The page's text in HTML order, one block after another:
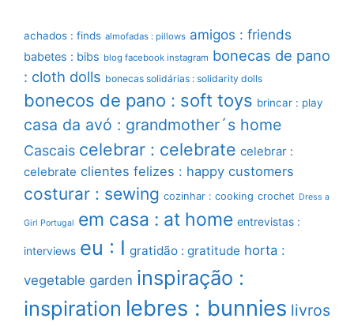
achados : finds almofadas : pillows amigos : friends
babetes : bibs blog facebook instagram bonecas de pano
: cloth dolls bonecas solidárias : solidarity dolls
bonecos de pano : soft toys brincar : play
casa da avó : grandmother´s home
Cascais celebrar : celebrate celebrar :
celebrate clientes felizes : happy customers
costurar : sewing cozinhar : cooking crochet Dress a
Girl Portugal em casa : at home entrevistas :
interviews eu : I gratidão : gratitude horta :
vegetable garden inspiração :
inspiration lebres : bunnies livros